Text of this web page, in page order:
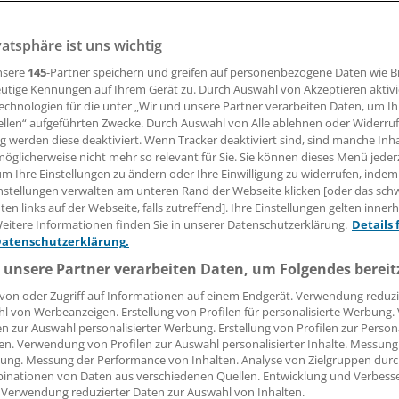
07:01 Uhr
am 6. Juni 2018 erinnert diabetesDE –
an die Notwendigkeit barrierefreier Hilfsmittel und
für die tägliche Selbsttherapie notwendigen
Insulinpens, Blutglukosemesssysteme, solche zum
oder diabetesbezogene Apps sind derzeit
geeignet", wird Diana Droßel, stellvertretende
einer Mitteilung der Organisation zitiert.
ist uns wichtig
145-Partner speichern und greifen auf personenbezogene Daten wie
Kennungen auf Ihrem Gerät zu. Durch Auswahl von Akzeptieren
für die unter „Wir und unsere Partner verarbeiten Daten, um
aufgeführten Zwecke. Durch Auswahl von Alle ablehnen oder
werden diese deaktiviert. Wenn Tracker deaktiviert sind, sind manche
nicht mehr so relevant für Sie. Sie können dieses Menü
Ihre Einstellungen zu ändern oder Ihre Einwilligung zu widerrufen, indem
verwalten am unteren Rand der Webseite klicken [oder das
links auf der Webseite, falls zutreffend]. Ihre Einstellungen gelten
Informationen finden Sie in unserer Datenschutzerklärung. Details
Partner verarbeiten Daten, um Folgendes
oder Zugriff auf Informationen auf einem Endgerät. Verwendung
von Werbeanzeigen. Erstellung von Profilen für personalisierte
zur Auswahl personalisierter Werbung. Erstellung von Profilen zur
Verwendung von Profilen zur Auswahl personalisierter Inhalte.
Messung der Performance von Inhalten. Analyse von Zielgruppen
von Daten aus verschiedenen Quellen. Entwicklung und
reduzierter Daten zur Auswahl von Inhalten.